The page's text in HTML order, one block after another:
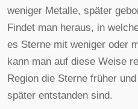
weniger Metalle, später
Findet man heraus, in
es Sterne mit weniger oder
kann man auf diese Weise
Region die Sterne früher
später entstanden sind.